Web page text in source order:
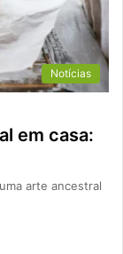
Notícias
em casa:
arte ancestral